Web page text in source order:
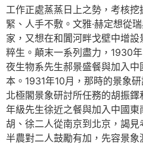
工作正處蒸蒸日上之勢，考核
緊、人手不敷。文雅·赫定想從
家，又想在和闐河畔戈壁中增
粹生。顛末一系列盡力，1930
夜生物系先生郝景盛餐與加入
本。1931年10月，那時的景象
北極閣景象研討所任務的胡振
年級先生徐近之餐與加入中國東
胡、徐二人從南京到北京，謁
半農對二人鼓勵有加，先容景